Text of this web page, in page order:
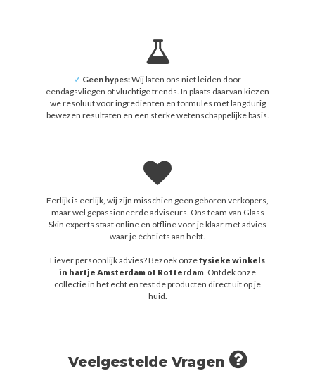
✓ Geen hypes:Wij laten ons niet leiden door
eendagsvliegen of vluchtige trends. In plaats daarvan kiezen
we resoluut voor ingrediënten en formules met langdurig
bewezen resultaten en een sterke wetenschappelijke basis.
Eerlijk is eerlijk, wij zijn misschien geen geboren verkopers,
maar wel gepassioneerde adviseurs. Ons team van Glass
Skin experts staat online en offline voor je klaar met advies
waar je écht iets aan hebt.
Liever persoonlijk advies? Bezoek onzefysieke winkels
in hartje Amsterdam of Rotterdam . Ontdek onze
collectie in het echt en test de producten direct uit op je
huid.
Veelgestelde Vragen